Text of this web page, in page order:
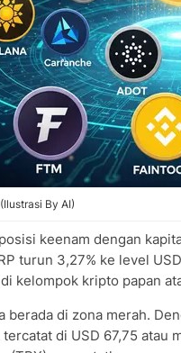
By AI)
keenam dengan
turun 3,27% ke level
kelompok kripto papan
berada di zona merah.
tercatat di USD 67,75 atau